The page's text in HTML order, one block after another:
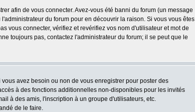
afin de vous connecter. Avez-vous été banni du forum (un message
du forum pour en découvrir la raison. Si vous vous êtes
vous connecter, vérifiez et revérifiez vos nom d'utilisateur et mot de
toujours pas, contactez l'administrateur du forum; il se peut que le
avez besoin ou non de vous enregistrer pour poster des
à des fonctions additionnelles non-disponibles pour les invités
à des amis, l'inscription à un groupe d'utilisateurs, etc.
de le faire.